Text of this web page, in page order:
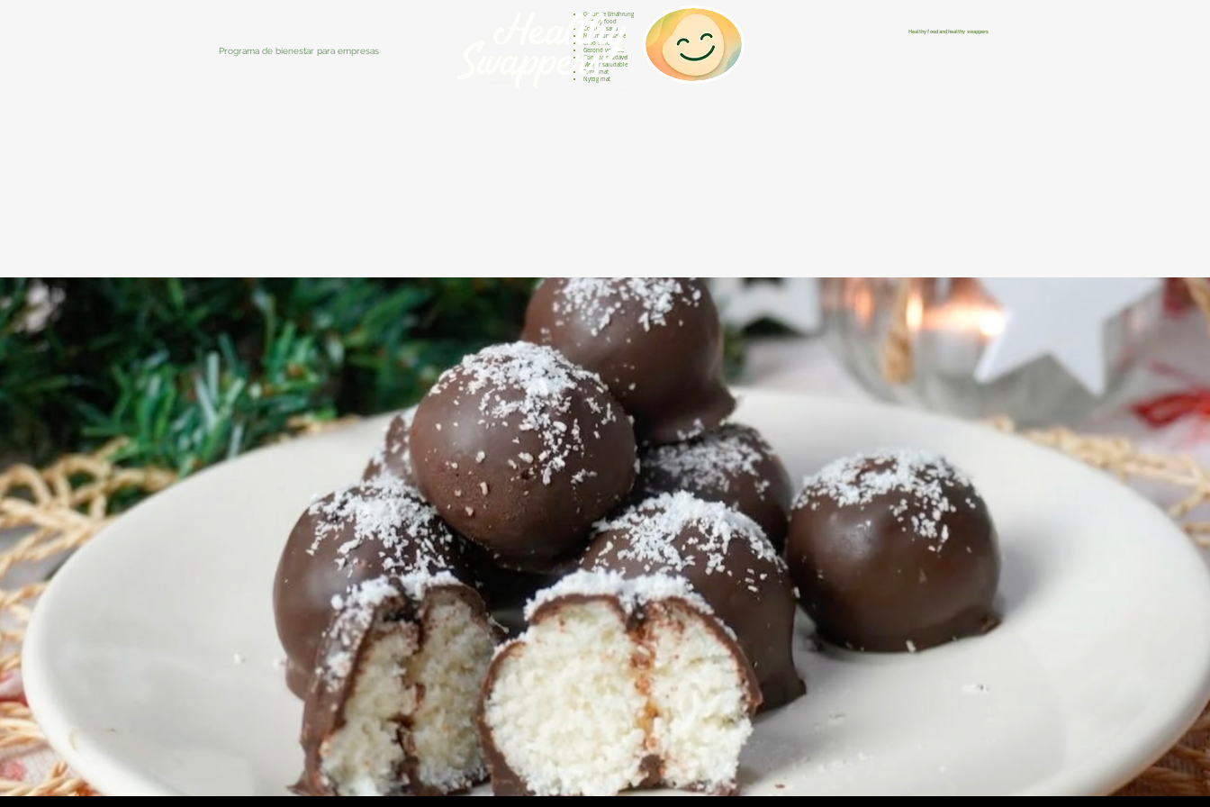
Programa de bienestar para empresas
Gesunde Ernährung
Healthy food
Comida sana
Nourriture saine
Cibo sano
Gezond voedsel
Comida saudável
Menjar saludable
Sunn mat
Nyttig mat
Healthy food and healthy swappers